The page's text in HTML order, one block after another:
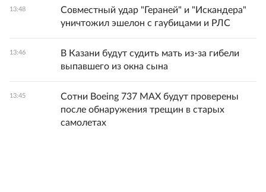
13:48
Совместный удар "Гераней" и "Искандера"
уничтожил эшелон с гаубицами и РЛС
13:46
В Казани будут судить мать из-за гибели
выпавшего из окна сына
13:45
Сотни Boeing 737 MAX будут проверены
после обнаружения трещин в старых
самолетах